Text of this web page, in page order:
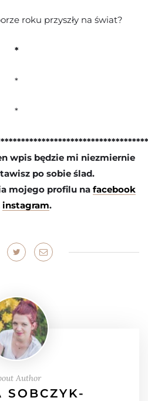
roku przyszły na świat?
*
*
*
wpis będzie mi niezmiernie
po sobie ślad.
mojego profilu na facebook
instagram.
Author
SOBCZYK-